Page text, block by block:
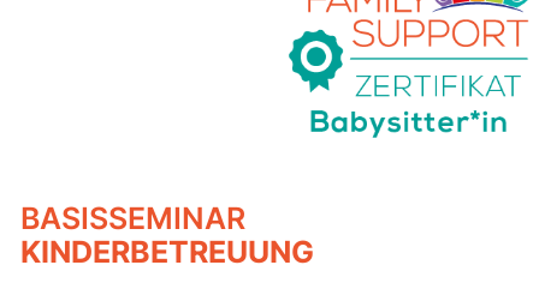
BASISSEMINAR
KINDERBETREUUNG